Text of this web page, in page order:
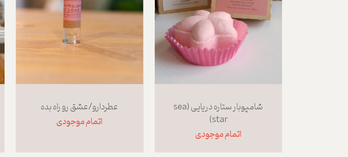
شامپوبار ستاره دریایی (sea
star)
اتمام موجودی
عطردارو/عشق رو راه بده
اتمام موجودی